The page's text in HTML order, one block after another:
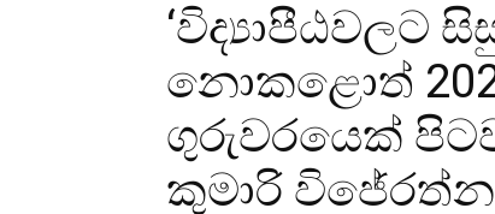
‘විද්‍යාපීඨවලට
නොකළොත්
ගුරුවරයෙක්
කුමාරි විජේරත්න